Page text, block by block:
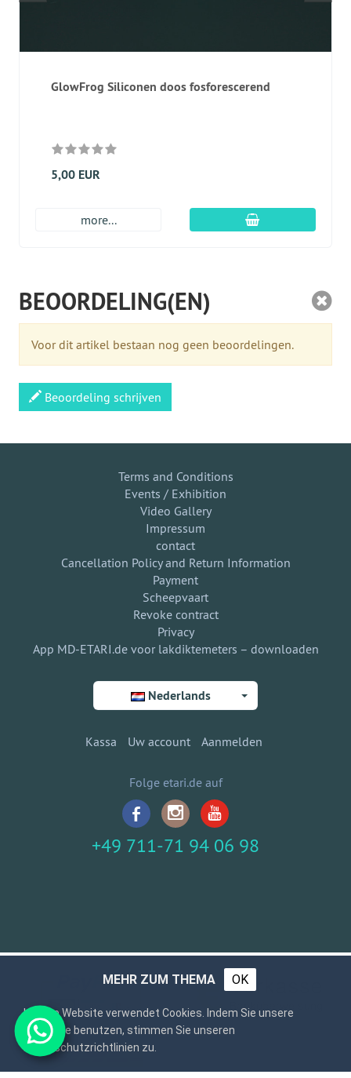
GlowFrog Siliconen doos fosforescerend
5,00 EUR
more... In winkelmandje
BEOORDELING(EN)
Voor dit artikel bestaan nog geen beoordelingen.
Beoordeling schrijven
Terms and Conditions
Events / Exhibition
Video Gallery
Impressum
contact
Cancellation Policy and Return Information
Payment
Scheepvaart
Revoke contract
Privacy
App MD-ETARI.de voor lakdiktemeters – downloaden
Nederlands
Kassa Uw account Aanmelden
Folge etari.de auf
+49 711-71 94 06 98
MEHR ZUM THEMA OK
Unsere Website verwendet Cookies. Indem Sie unsere
Webseite benutzen, stimmen Sie unseren
Datenschutzrichtlinien zu.